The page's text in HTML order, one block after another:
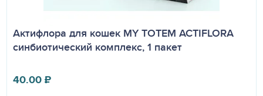
Актифлора для кошек MY TOTEM ACTIFLORA
синбиотический комплекс, 1 пакет
40.00₽